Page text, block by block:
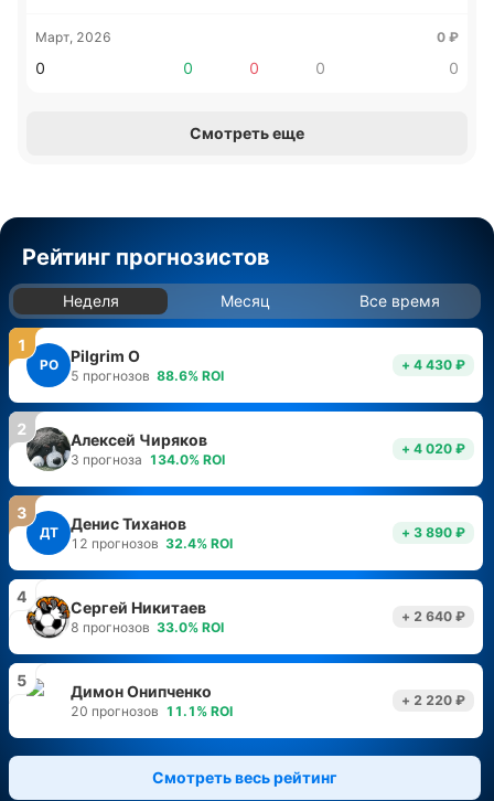
Март, 2026 0 ₽
0 0 0 0 0
Смотреть еще
Рейтинг прогнозистов
Неделя Месяц Все время
1
PO Pilgrim O
5 прогнозов 88.6% ROI
+ 4 430 ₽
2
Алексей Чиряков
3 прогноза 134.0% ROI
+ 4 020 ₽
3
ДТ Денис Тиханов
12 прогнозов 32.4% ROI
+ 3 890 ₽
4
Сергей Никитаев
8 прогнозов 33.0% ROI
+ 2 640 ₽
5
Димон Онипченко
20 прогнозов 11.1 % ROI
+ 2 220 ₽
Смотреть весь рейтинг